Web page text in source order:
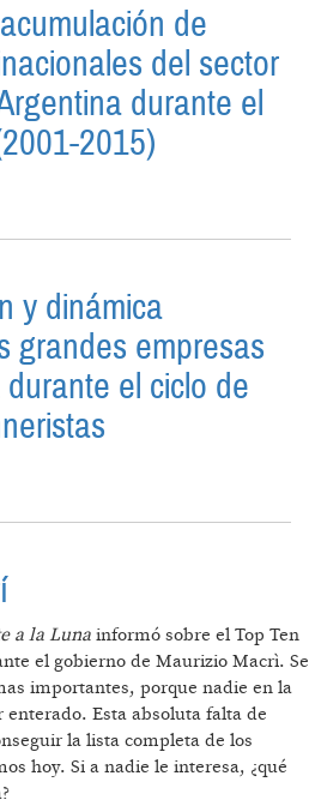
de
del sector
durante el
2015)
EN ARGENTINA
y dinámica
grandes empresas
el ciclo de
DURANTE EL CICLO DE
a la Luna informó sobre el Top Ten
el gobierno de Maurizio Macrì. Se
importantes, porque nadie en la
Esta absoluta falta de
la lista completa de los
hoy. Si a nadie le interesa, ¿qué